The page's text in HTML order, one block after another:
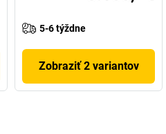
5-6 týždne
Zobraziť 2 variantov